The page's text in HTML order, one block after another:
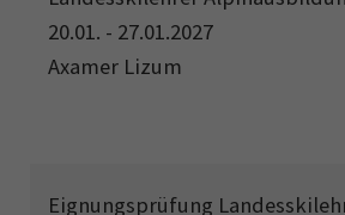
20.01. - 27.01.2027
Axamer Lizum
Eignungsprüfung